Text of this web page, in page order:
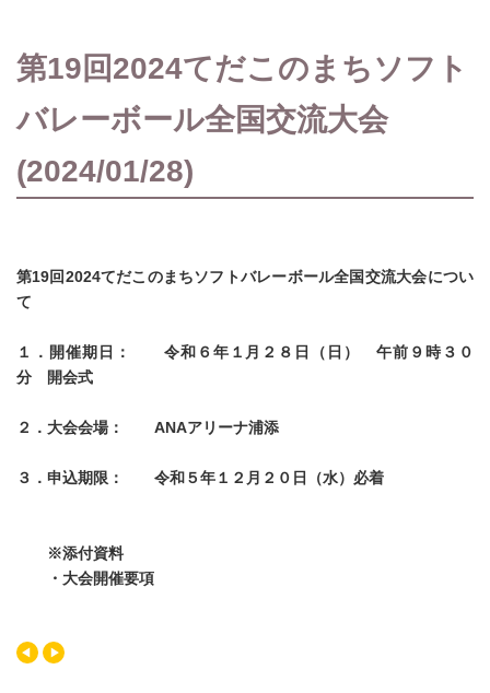
第19回2024てだこのまちソフト
バレーボール全国交流大会
(2024/01/28)
第19回2024てだこのまちソフトバレーボール全国交流大会につい
て
１．開催期日： 令和６年１月２８日（日） 午前９時３０
分 開会式
２．大会会場： ANAアリーナ浦添
３．申込期限： 令和５年１２月２０日（水）必着
※添付資料
・大会開催要項